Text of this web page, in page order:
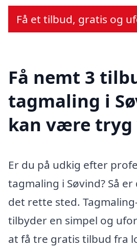
Få et tilbud, gratis og
Få nemt 3
tagmaling i
kan være tryg
Er du på udkig efter
tagmaling i Søvind? Så
det rette sted.
tilbyder en simpel og
at få tre gratis tilbud fra